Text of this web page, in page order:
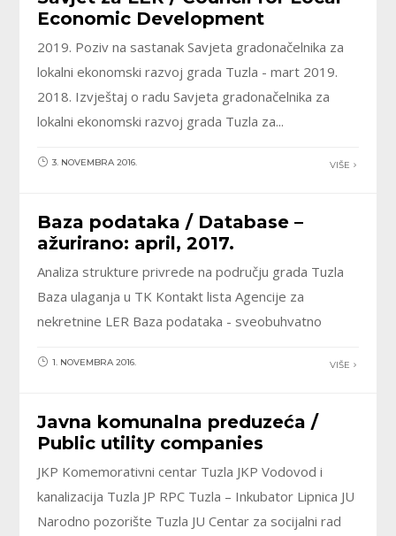
Economic Development
2019. Poziv na sastanak Savjeta gradonačelnika za
lokalni ekonomski razvoj grada Tuzla - mart 2019.
2018. Izvještaj o radu Savjeta gradonačelnika za
lokalni ekonomski razvoj grada Tuzla za...
VIŠE
3. NOVEMBRA 2016.
Baza podataka / Database –
ažurirano: april, 2017.
Analiza strukture privrede na području grada Tuzla
Baza ulaganja u TK Kontakt lista Agencije za
nekretnine LER Baza podataka - sveobuhvatno
VIŠE
1. NOVEMBRA 2016.
Javna komunalna preduzeća /
Public utility companies
JKP Komemorativni centar Tuzla JKP Vodovod i
kanalizacija Tuzla JP RPC Tuzla – Inkubator Lipnica JU
Narodno pozorište Tuzla JU Centar za socijalni rad